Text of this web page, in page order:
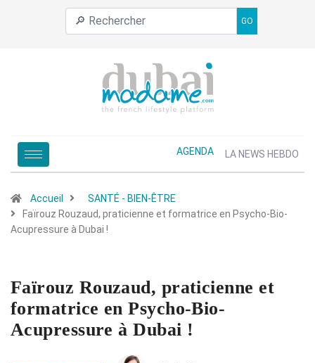
GO
AGENDA LA NEWS HEBDO
Accueil
SANTÉ - BIEN-ÊTRE
Faïrouz Rouzaud, praticienne et formatrice en Psycho-Bio-
Acupressure à Dubai !
Faïrouz Rouzaud, praticienne et
formatrice en Psycho-Bio-
Acupressure à Dubai !